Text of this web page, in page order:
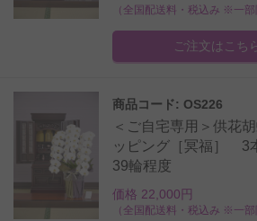
（全国配送料・税込み ※一部
ご注文はこち
商品コード: OS226
＜ご自宅専用＞供花
ッピング［冥福］ 3
39輪程度
価格 22,000円
（全国配送料・税込み ※一部